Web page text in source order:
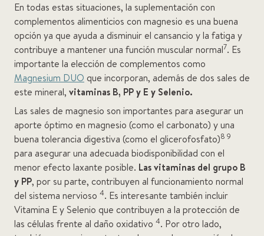
En todas estas situaciones, la suplementación con
complementos alimenticios con magnesio es una buena
opción ya que ayuda a disminuir el cansancio y la fatiga y
contribuye a mantener una función muscular normal7. Es
importante la elección de complementos como
Magnesium DUO que incorporan, además de dos sales de
este mineral, vitaminas B, PP y E y Selenio.
Las sales de magnesio son importantes para asegurar un
aporte óptimo en magnesio (como el carbonato) y una
buena tolerancia digestiva (como el glicerofosfato)8 9
para asegurar una adecuada biodisponibilidad con el
menor efecto laxante posible. Las vitaminas del grupo B
y PP, por su parte, contribuyen al funcionamiento normal
del sistema nervioso 4. Es interesante también incluir
Vitamina E y Selenio que contribuyen a la protección de
las células frente al daño oxidativo 4. Por otro lado,